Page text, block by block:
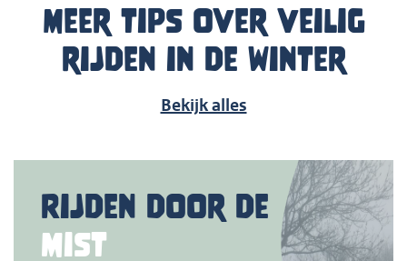
Meer tips over veilig
rijden in de winter
Bekijk alles
Rijden door de
mist